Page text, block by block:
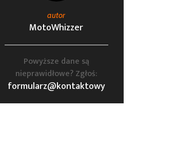
autor
MotoWhizzer
Powyższe dane są
nieprawidłowe? Zgłoś:
formularz@kontaktowy